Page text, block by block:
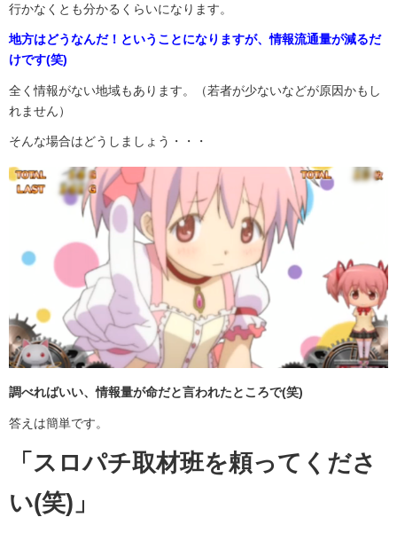
行かなくとも分かるくらいになります。
地方はどうなんだ！ということになりますが、情報流通量が減るだ
けです(笑)
全く情報がない地域もあります。（若者が少ないなどが原因かもし
れません）
そんな場合はどうしましょう・・・
調べればいい、情報量が命だと言われたところで(笑)
答えは簡単です。
「スロパチ取材班を頼ってくださ
い(笑)」